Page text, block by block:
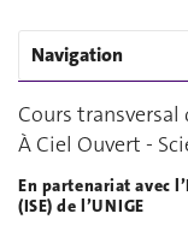
Navigation
Cours
À Ciel Ouvert -
En partenariat avec
(ISE) de l’UNIGE